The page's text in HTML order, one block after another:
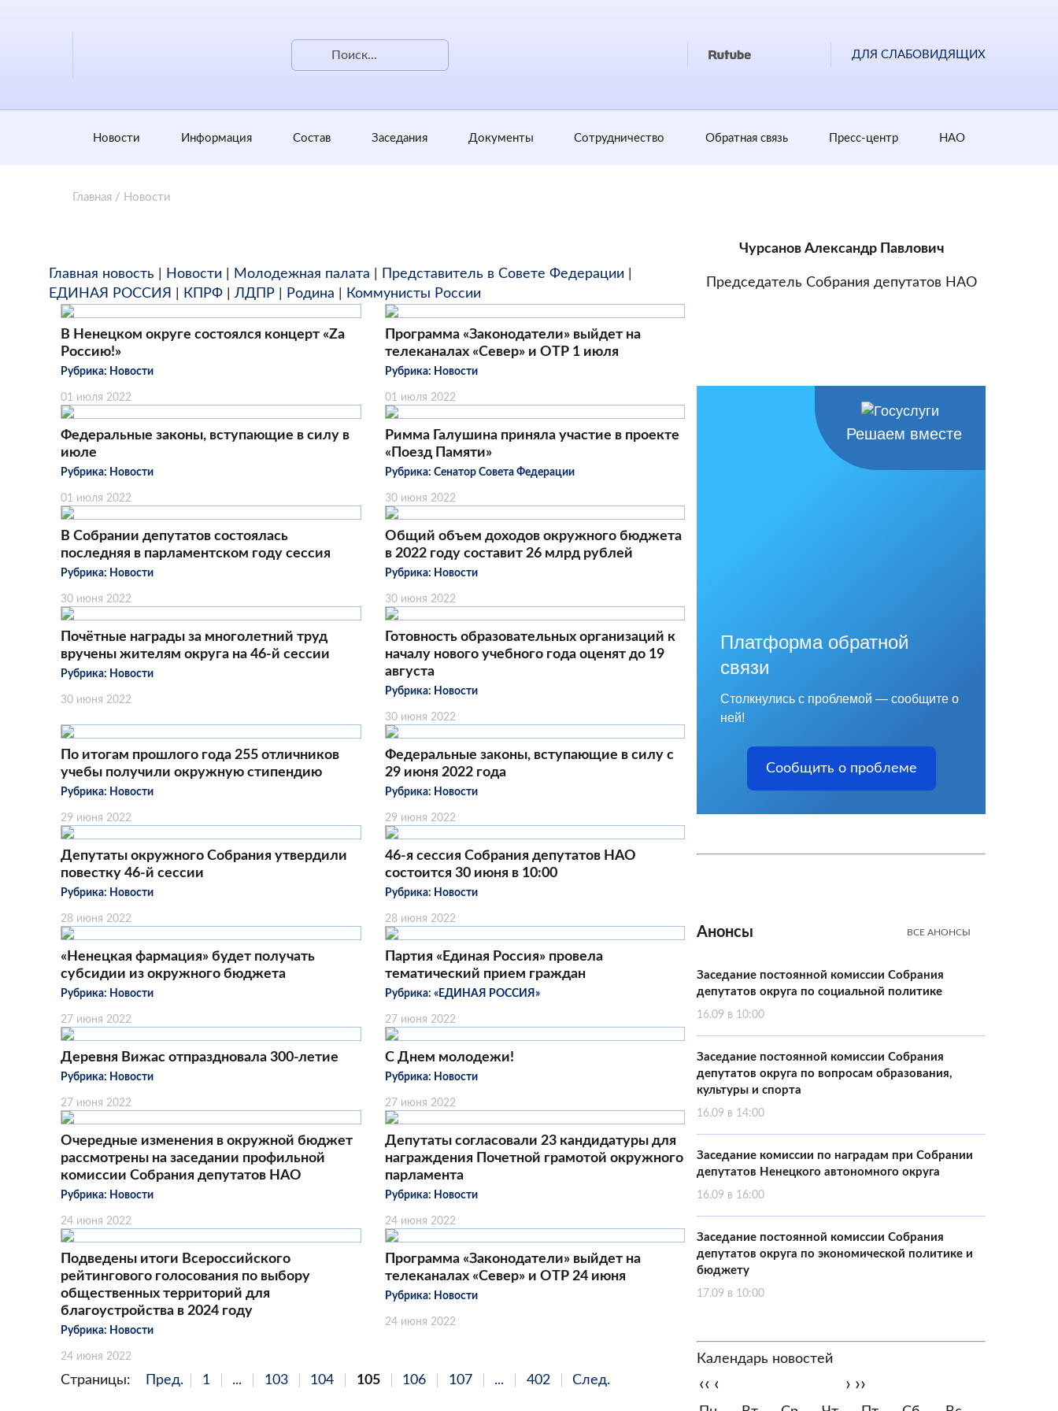
ДЛЯ СЛАБОВИДЯЩИХ
Новости Информация Состав Заседания Документы Сотрудничество Обратная cвязь Пресс-центр НАО
Главная / Новости
Главная новость Новости Молодежная палата Представитель в Совете Федерации
ЕДИНАЯ РОССИЯ
КПРФ ЛДПР Родина Коммунисты России
В Ненецком округе состоялся концерт «Zа
Россию!»
Рубрика: Новости
01 июля 2022
Программа «Законодатели» выйдет на
телеканалах «Север» и ОТР 1 июля
Рубрика: Новости
01 июля 2022
Федеральные законы, вступающие в силу в
июле
Рубрика: Новости
01 июля 2022
Римма Галушина приняла участие в проекте
«Поезд Памяти»
Рубрика: Сенатор Совета Федерации
30 июня 2022
В Собрании депутатов состоялась
последняя в парламентском году сессия
Рубрика: Новости
30 июня 2022
Общий объем доходов окружного бюджета
в 2022 году составит 26 млрд рублей
Рубрика: Новости
30 июня 2022
Почётные награды за многолетний труд
вручены жителям округа на 46-й сессии
Рубрика: Новости
30 июня 2022
Готовность образовательных организаций к
началу нового учебного года оценят до 19
августа
Рубрика: Новости
30 июня 2022
По итогам прошлого года 255 отличников
учебы получили окружную стипендию
Рубрика: Новости
29 июня 2022
Федеральные законы, вступающие в силу с
29 июня 2022 года
Рубрика: Новости
29 июня 2022
Депутаты окружного Собрания утвердили
повестку 46-й сессии
Рубрика: Новости
28 июня 2022
46-я сессия Собрания депутатов НАО
состоится 30 июня в 10:00
Рубрика: Новости
28 июня 2022
«Ненецкая фармация» будет получать
субсидии из окружного бюджета
Рубрика: Новости
27 июня 2022
Партия «Единая Россия» провела
тематический прием граждан
Рубрика: «ЕДИНАЯ РОССИЯ»
27 июня 2022
Деревня Вижас отпраздновала 300-летие
Рубрика: Новости
27 июня 2022
С Днем молодежи!
Рубрика: Новости
27 июня 2022
Очередные изменения в окружной бюджет
рассмотрены на заседании профильной
комиссии Собрания депутатов НАО
Рубрика: Новости
24 июня 2022
Депутаты согласовали 23 кандидатуры для
награждения Почетной грамотой окружного
парламента
Рубрика: Новости
24 июня 2022
Подведены итоги Всероссийского
рейтингового голосования по выбору
общественных территорий для
благоустройства в 2024 году
Рубрика: Новости
24 июня 2022
Программа «Законодатели» выйдет на
телеканалах «Север» и ОТР 24 июня
Рубрика: Новости
24 июня 2022
Страницы: Пред. 1 ... 103 104 105 106 107 ... 402 След.
Чурсанов Александр Павлович
Председатель Собрания депутатов НАО
Решаем вместе
Платформа обратной
связи
Столкнулись с проблемой — сообщите о
ней!
Сообщить о проблеме
Анонсы ВСЕ АНОНСЫ
Заседание постоянной комиссии Собрания
депутатов округа по социальной политике
16.09 в 10:00
Заседание постоянной комиссии Собрания
депутатов округа по вопросам образования,
культуры и спорта
16.09 в 14:00
Заседание комиссии по наградам при Собрании
депутатов Ненецкого автономного округа
16.09 в 16:00
Заседание постоянной комиссии Собрания
депутатов округа по экономической политике и
бюджету
17.09 в 10:00
Календарь новостей
‹‹ ‹ › ››